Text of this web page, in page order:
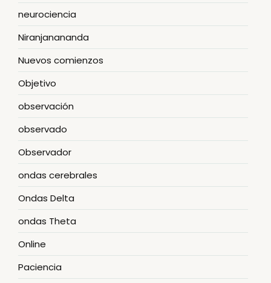
neurociencia
Niranjanananda
Nuevos comienzos
Objetivo
observación
observado
Observador
ondas cerebrales
Ondas Delta
ondas Theta
Online
Paciencia